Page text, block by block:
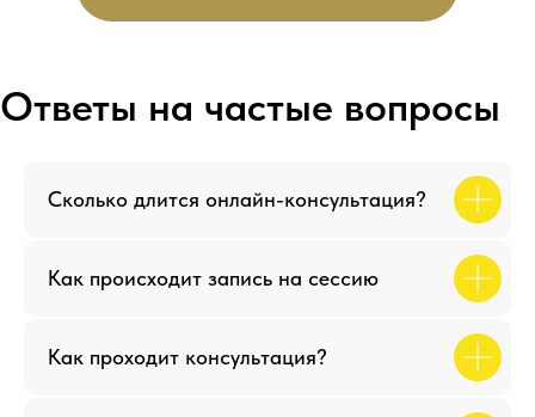
Сколько длится онлайн-консультация?
Как происходит запись на сессию
Как проходит консультация?